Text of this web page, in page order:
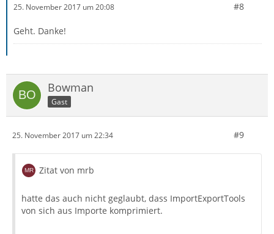
25. November 2017 um 20:08 #8
Geht. Danke!
Bowman
Gast
25. November 2017 um 22:34 #9
Zitat von mrb
hatte das auch nicht geglaubt, dass ImportExportTools
von sich aus Importe komprimiert.